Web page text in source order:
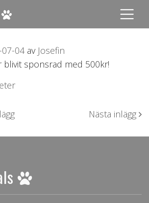
04av Josefin
blivit sponsrad med 500kr!
Nästa inlägg